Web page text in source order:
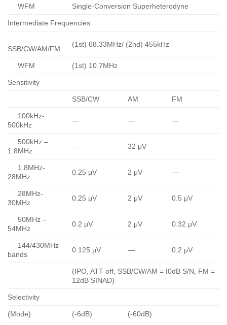
WFM Single-Conversion Superheterodyne
Intermediate Frequencies
SSB/CW/AM/FM
(1st) 68.33MHz/ (2nd) 455kHz
WFM (1st) 10.7MHz
Sensitivity
SSB/CW AM FM
100kHz-
500kHz
— — —
500kHz –
1.8MHz
— 32 μV —
1.8MHz-
28MHz
0.25 μV 2 μV —
28MHz-
30MHz
0.25 μV 2 μV 0.5 μV
50MHz –
54MHz
0.2 μV 2 μV 0.32 μV
144/430MHz
bands
0.125 μV — 0.2 μV
(IPO, ATT off, SSB/CW/AM = I0dB S/N, FM =
12dB SINAD)
Selectivity
(Mode) (-6dB) (-60dB)